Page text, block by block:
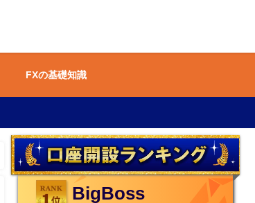
FXの基礎知識
BigBoss